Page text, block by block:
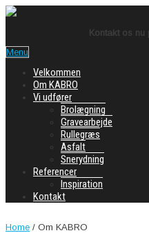
Kontakt os nu
Menu
Velkommen
Om KABRO
Vi udfører
Brolægning
Gravearbejde
Rullegræs
Asfalt
Snerydning
Referencer
Inspiration
Kontakt
Home / Om KABRO